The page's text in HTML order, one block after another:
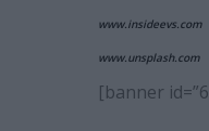
www.insideevs.com
www.unsplash.com
[banner